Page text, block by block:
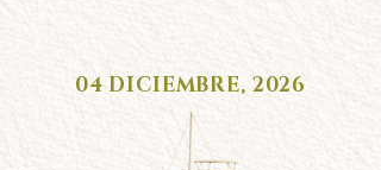
04 DICIEMBRE, 2026